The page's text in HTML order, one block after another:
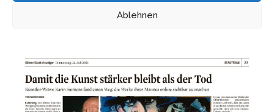
Ablehnen
Kölner Stadtanzeiger